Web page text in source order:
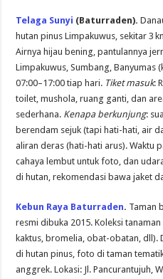
Telaga Sunyi (Baturraden).
hutan pinus Limpakuwus, sekitar 3
Airnya hijau bening, pantulannya
Limpakuwus, Sumbang, Banyumas
07:00–17:00 tiap hari. Tiket masuk:
toilet, mushola, ruang ganti, dan
sederhana. Kenapa berkunjung:
berendam sejuk (tapi hati-hati, air
aliran deras (hati-hati arus). Waktu
cahaya lembut untuk foto, dan
di hutan, rekomendasi bawa jaket
Kebun Raya Baturraden. Taman
resmi dibuka 2015. Koleksi
kaktus, bromelia, obat-obatan, dll).
di hutan pinus, foto di taman
anggrek. Lokasi: Jl. Pancurantujuh,